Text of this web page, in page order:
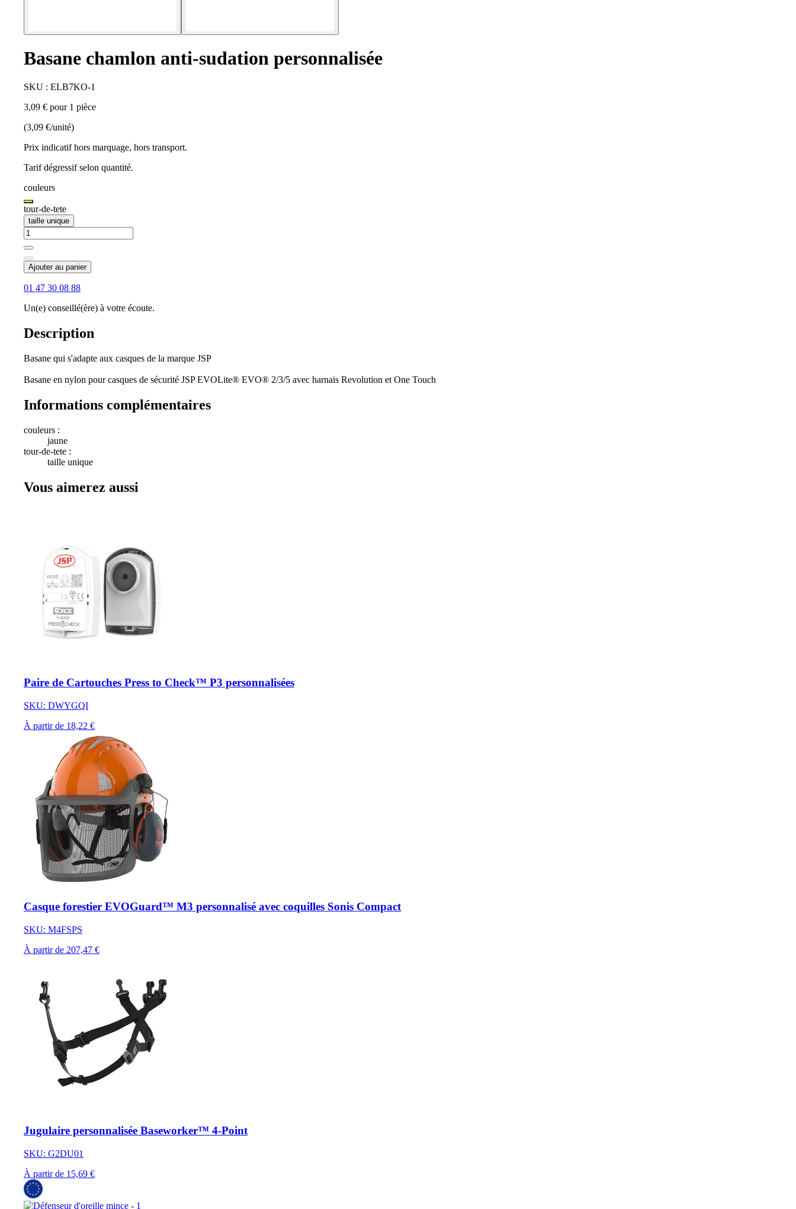
Basane chamlon anti-sudation personnalisée
SKU : ELB7KO-1
3,09 € pour 1 pièce
(3,09 €/unité)
Prix indicatif hors marquage, hors transport.
Tarif dégressif selon quantité.
couleurs
tour-de-tete
taille unique
Ajouter au panier
01 47 30 08 88
Un(e) conseillé(ère) à votre écoute.
Description
Basane qui s'adapte aux casques de la marque JSP
Basane en nylon pour casques de sécurité JSP EVOLite® EVO® 2/3/5 avec harnais Revolution et One Touch
Informations complémentaires
couleurs :
jaune
tour-de-tete :
taille unique
Vous aimerez aussi
Paire de Cartouches Press to Check™ P3 personnalisées
SKU: DWYGQI
À partir de 18,22 €
Casque forestier EVOGuard™ M3 personnalisé avec coquilles Sonis Compact
SKU: M4FSPS
À partir de 207,47 €
Jugulaire personnalisée Baseworker™ 4-Point
SKU: G2DU01
À partir de 15,69 €